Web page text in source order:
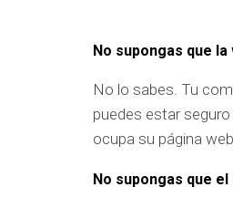
No supongas que
No lo sabes. Tu
puedes estar
ocupa su página
No supongas que